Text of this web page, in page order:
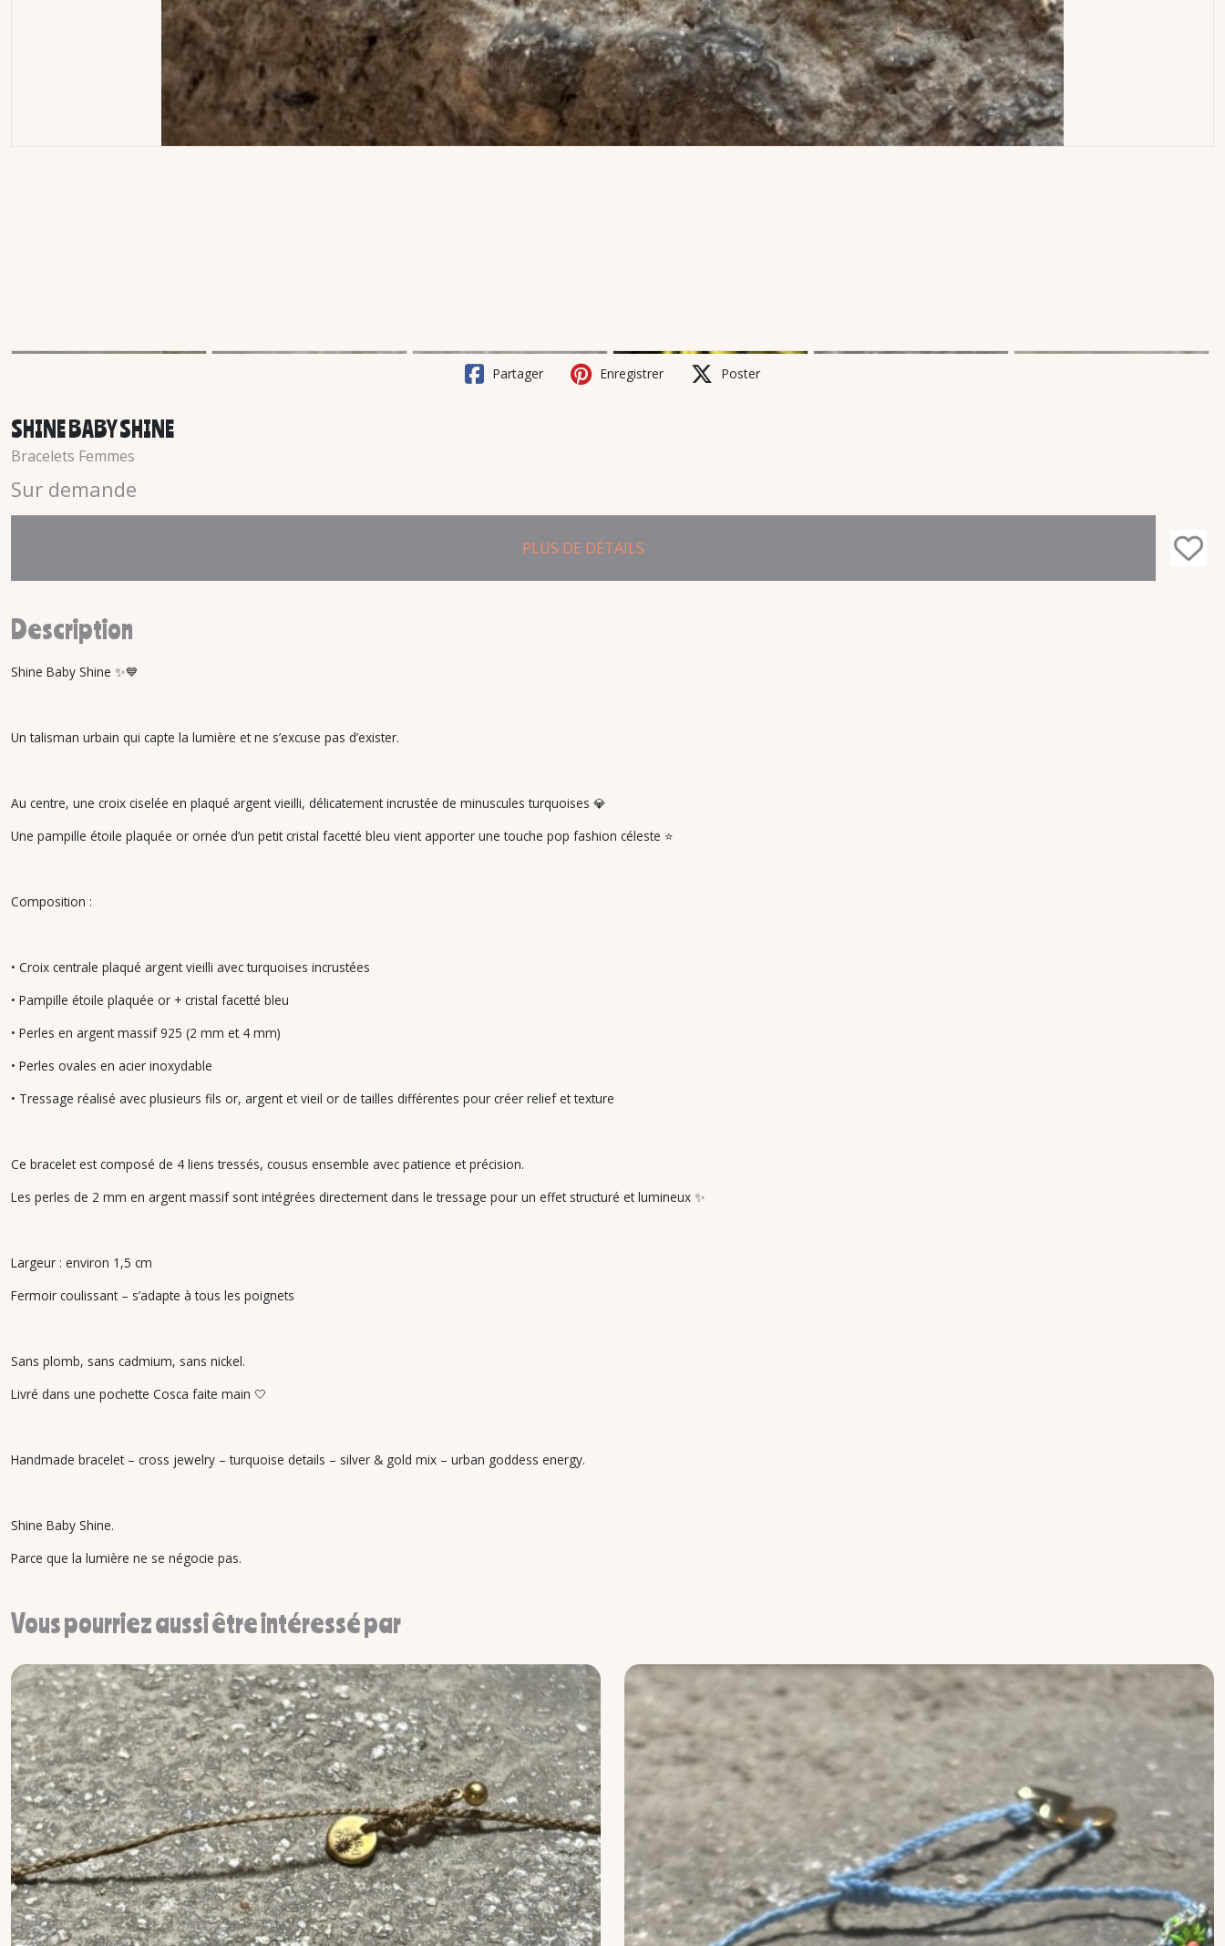
Partager Enregistrer Poster
SHINE BABY SHINE
Bracelets Femmes
Sur demande
PLUS DE DÉTAILS
Description
Shine Baby Shine ✨💙
Un talisman urbain qui capte la lumière et ne s’excuse pas d’exister.
Au centre, une croix ciselée en plaqué argent vieilli, délicatement incrustée de minuscules turquoises 💎
Une pampille étoile plaquée or ornée d’un petit cristal facetté bleu vient apporter une touche pop fashion céleste ⭐
Composition :
• Croix centrale plaqué argent vieilli avec turquoises incrustées
• Pampille étoile plaquée or + cristal facetté bleu
• Perles en argent massif 925 (2 mm et 4 mm)
• Perles ovales en acier inoxydable
• Tressage réalisé avec plusieurs fils or, argent et vieil or de tailles différentes pour créer relief et texture
Ce bracelet est composé de 4 liens tressés, cousus ensemble avec patience et précision.
Les perles de 2 mm en argent massif sont intégrées directement dans le tressage pour un effet structuré et lumineux ✨
Largeur : environ 1,5 cm
Fermoir coulissant – s’adapte à tous les poignets
Sans plomb, sans cadmium, sans nickel.
Livré dans une pochette Cosca faite main 🤍
Handmade bracelet – cross jewelry – turquoise details – silver & gold mix – urban goddess energy.
Shine Baby Shine.
Parce que la lumière ne se négocie pas.
Vous pourriez aussi être intéressé par